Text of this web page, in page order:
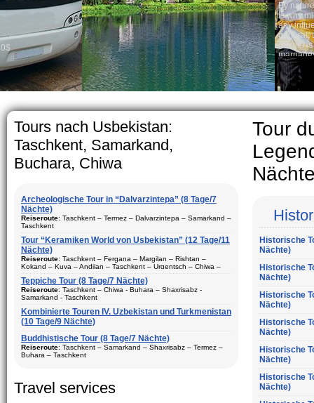
By nature Uzbeks prefer a
is why migration and
any influence on population
general, the level of the
growth is very high. In the
marriages is significantly high
percentage of divorce cases
in the world. According to
family is regarded as
The usual Uzbek family,
rather big. On the average,
5-6 children.
Tours nach Usbekistan:
Taschkent, Samarkand,
Buchara, Chiwa
Archeologische Tour in “Dalvarzintepa” (8 Tage/7
Nächte)
Reiseroute: Taschkent – Termez – Dalvarzintepa – Samarkand –
Taschkent
Dauer : 8 Tage/7 Nächte
Bewegungtyp: Fluglinie und Reisebus
Dalvarzintepa (3)
Saison: ganzes Jahr
Aufenhalt: In den Hotels, privaten Haus und Expeditions-Basis
Beschreibung:Reisen in den touristischen Städte
vonUsbekistan. Das beste Programm für den Besuch der
archäologischen Stätten von Surkhandarya Region
Tour “Keramiken World von Usbekistan” (12 Tage/11
Nächte)
Reiseroute: Taschkent – Fergana – Margilan – Rishtan –
Kokand – Kuva – Andijan – Taschkent – Urgentsch – Chiwa –
Dauer: 12 Tage/11 Nächte
Besuch Stadte: Taschkent (3) – Fergana (3) – Margilan –
Rishtan – Kokand – Kuva – Andijan – Chiwa (1) – Buchara (2) –
Gijduvan – Samarkand (2)
Saison: ganzes Jahr
Beschreibung:
Reisen in den größten touristischen Städte
vonUsbekistan. Tour besteht aus Keramik-Kunst, historische und
Teppiche Tour (8 Tage/7 Nächte)
Reiseroute: Tasсhkent – Chiwa - Buhara – Shaxrisabz -
Samarkand - Taschkent
:
Dauer: 8 Tage, 7 Nächte
Bewegungtyp: Fluglinie ungd Reisebus
Besuch Stadte: Chiwa(1) - Taschkent (2) - Samarkand (2) -
Saison
: ganzes Jahr
Kombinierte Touren IV. Uzbekistan und Turkmenistan
(10 Tage/9 Nächte)
Buddhistische Tour (8 Tage/7 Nächte)
Reiseroute: Taschkent – Samarkand – Shaxrisabz – Termez –
Buhara – Taschkent
Bewegungtyp: Fluglinie und Reisebus
Travel services
Tour
Historische
Nächte)
Historische
Nächte)
Historische
Nächte)
Historische
Nächte)
Historische
Nächte)
Historische
Nächte)